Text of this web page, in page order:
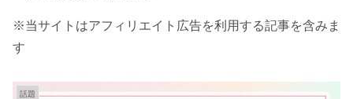
※当サイトはアフィリエイト広告を利用する記事を含みま
す
話題